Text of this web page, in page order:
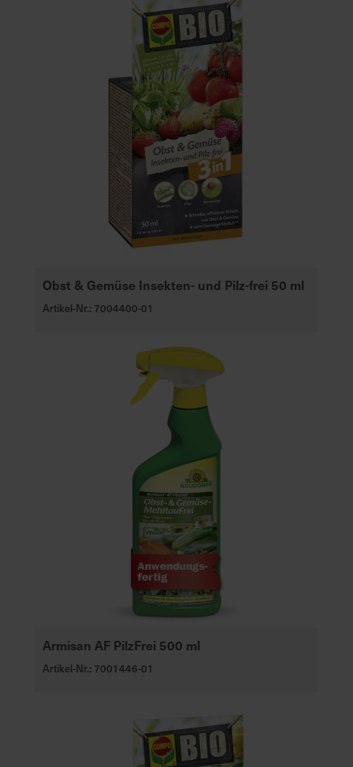
Obst & Gemüse Insekten- und Pilz-frei 50 ml
Artikel-Nr.: 7004400-01
Armisan AF PilzFrei 500 ml
Artikel-Nr.: 7001446-01